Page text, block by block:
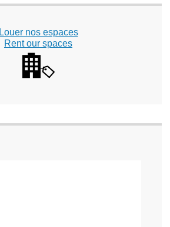
Louer nos espaces
Rent our spaces